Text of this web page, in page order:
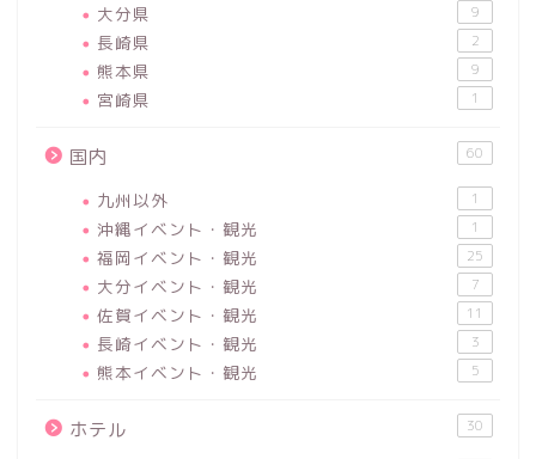
大分県 9
長崎県 2
熊本県 9
宮崎県 1
国内 60
九州以外 1
沖縄イベント・観光 1
福岡イベント・観光 25
大分イベント・観光 7
佐賀イベント・観光 11
長崎イベント・観光 3
熊本イベント・観光 5
ホテル 30